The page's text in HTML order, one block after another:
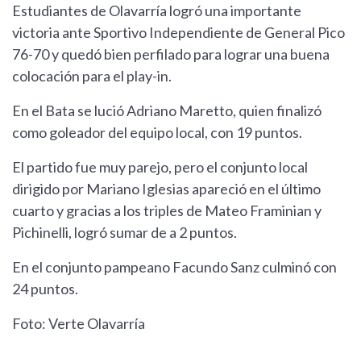
Estudiantes de Olavarría logró una importante
victoria ante Sportivo Independiente de General Pico
76-70 y quedó bien perfilado para lograr una buena
colocación para el play-in.
En el Bata se lució Adriano Maretto, quien finalizó
como goleador del equipo local, con 19 puntos.
El partido fue muy parejo, pero el conjunto local
dirigido por Mariano Iglesias apareció en el último
cuarto y gracias a los triples de Mateo Framinian y
Pichinelli, logró sumar de a 2 puntos.
En el conjunto pampeano Facundo Sanz culminó con
24 puntos.
Foto: Verte Olavarría